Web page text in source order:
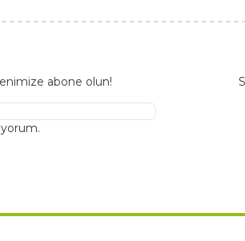
abone olun!